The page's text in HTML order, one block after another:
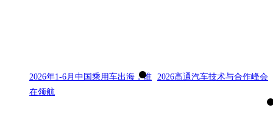
2026年1-6月中国乘用车出海，谁
在领航
2026高通汽车技术与合作峰会